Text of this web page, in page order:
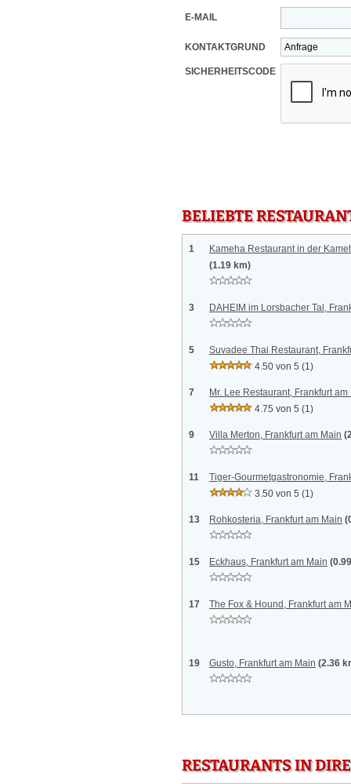
E-MAIL
KONTAKTGRUND
SICHERHEITSCODE
BELIEBTE
1
Kameha Restaurant in der
(1.19 km)
3 DAHEIM im Lorsbacher Tal,
5
Suvadee Thai Restaurant,
4.50 von 5 (1)
7
Mr. Lee Restaurant, Frankfurt am
4.75 von 5 (1)
9 Villa Merton, Frankfurt am Main
11
Tiger-Gourmetgastronomie,
3.50 von 5 (1)
13 Rohkosteria, Frankfurt am Main
15 Eckhaus, Frankfurt am Main
17 The Fox & Hound, Frankfurt am
19 Gusto, Frankfurt am Main (2.36
RESTAURANTS IN